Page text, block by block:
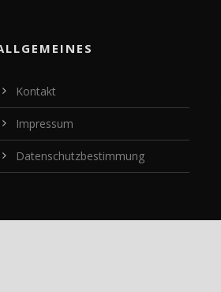
Kontakt
Impressum
Datenschutzbestimmung